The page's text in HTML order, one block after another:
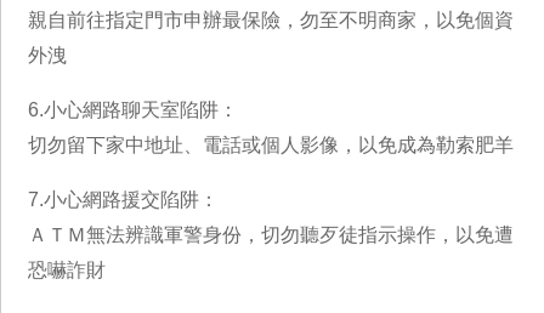
親自前往指定門市申辦最保險，勿至不明商家，以免個資
外洩
6.小心網路聊天室陷阱：
切勿留下家中地址、電話或個人影像，以免成為勒索肥羊
7.小心網路援交陷阱：
ＡＴＭ無法辨識軍警身份，切勿聽歹徒指示操作，以免遭
恐嚇詐財